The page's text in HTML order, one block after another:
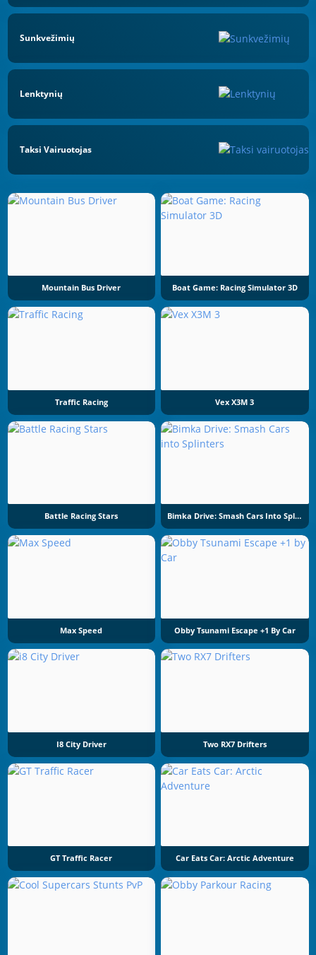
Sunkvežimių
Lenktynių
Taksi Vairuotojas
Mountain Bus Driver Boat Game: Racing Simulator 3D
Traffic Racing Vex X3M 3
Battle Racing Stars Bimka Drive: Smash Cars Into Splinters
Max Speed Obby Tsunami Escape +1 By Car
I8 City Driver Two RX7 Drifters
GT Traffic Racer Car Eats Car: Arctic Adventure